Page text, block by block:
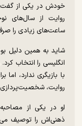
خودش در یکی از
روایت از سال‌های
ساعت‌های زیادی را
شاید به همین دلیل
انگلیسی را انتخاب
با بازیگری ندارد،
روایت،
او در یکی از
ذهنی‌اش را توصیف